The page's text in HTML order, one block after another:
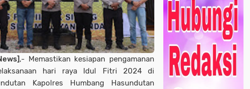
,- Memastikan kesiapan pengamanan
hari raya Idul Fitri 2024 di
Kapolres Humbang Hasundutan